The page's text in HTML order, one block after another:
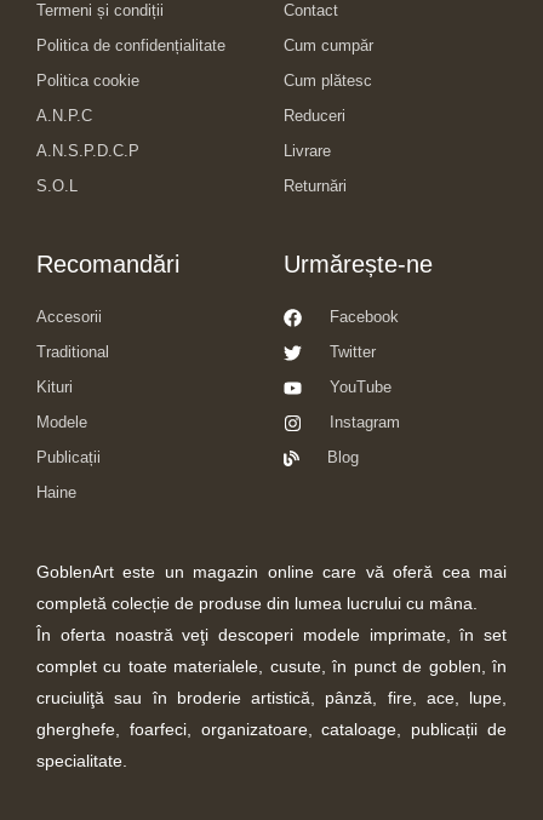
Termeni și condiții
Politica de confidențialitate
Politica cookie
A.N.P.C
A.N.S.P.D.C.P
S.O.L
Contact
Cum cumpăr
Cum plătesc
Reduceri
Livrare
Returnări
Recomandări
Accesorii
Traditional
Kituri
Modele
Publicații
Haine
Urmărește-ne
Facebook
Twitter
YouTube
Instagram
Blog
GoblenArt este un magazin online care vă oferă cea mai
completă colecție de produse din lumea lucrului cu mâna.
În oferta noastră veţi descoperi modele imprimate, în set
complet cu toate materialele, cusute, în punct de goblen, în
cruciuliţă sau în broderie artistică, pânză, fire, ace, lupe,
gherghefe, foarfeci, organizatoare, cataloage, publicații de
specialitate.